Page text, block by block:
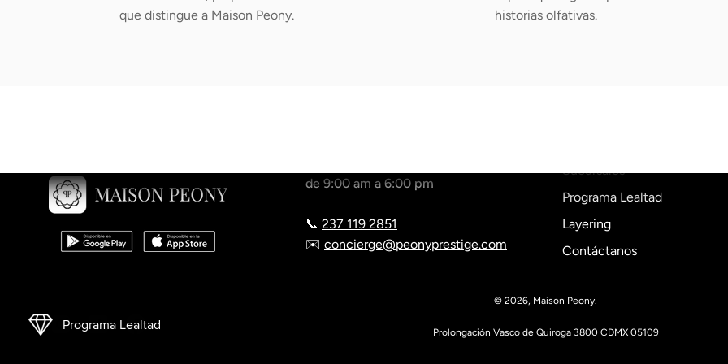
que distingue a Maison Peony.
historias olfativas.
de 9:00 am a 6:00 pm
📞 237 119 2851
✉️ concierge@peonyprestige.com
Sucursales
Programa Lealtad
Layering
Contáctanos
© 2026, Maison Peony.
Prolongación Vasco de Quiroga 3800 CDMX 05109